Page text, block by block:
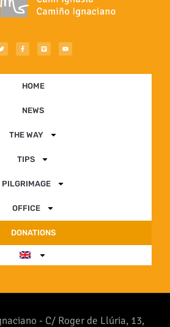
HOME
NEWS
THE WAY
TIPS
PILGRIMAGE
OFFICE
DONATIONS
- C/ Roger de Llúria, 13,